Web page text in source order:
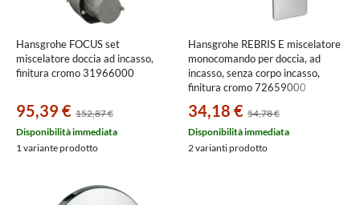
Hansgrohe FOCUS set
miscelatore doccia ad incasso,
finitura cromo 31966000
95,39 € 152,87 €
Disponibilità immediata
1 variante prodotto
Hansgrohe REBRIS E miscelatore
monocomando per doccia, ad
incasso, senza corpo incasso,
finitura cromo 72659000
34,18 € 54,78 €
Disponibilità immediata
2 varianti prodotto